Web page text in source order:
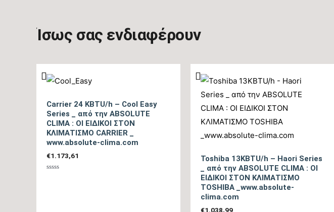
Ονομαστική Θερμική
Εύρος Θερμικής
Βαθμός Ενεργειακής
Βαθμός Ενεργειακής
Ενεργειακή Κλάση
Ίσως σας ενδιαφέρουν
Carrier 24 KBTU/h – Cool Easy
Series _ από την ABSOLUTE
CLIMA : ΟΙ ΕΙΔΙΚΟΙ ΣΤΟΝ
ΚΛΙΜΑΤΙΣΜΟ CARRIER _
www.absolute-clima.com
€1.173,61
Toshiba 13KBTU/h – Haori Series
_ από την ABSOLUTE CLIMA : ΟΙ
ΕΙΔΙΚΟΙ ΣΤΟΝ ΚΛΙΜΑΤΙΣΜΟ
TOSHIBA _www.absolute-
clima.com
€1.038,99